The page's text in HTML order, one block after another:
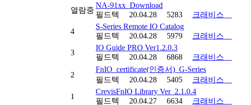
열람중
NA-91xx_Download
필드텍
20.04.28 5283 크래비스
4
S-Series Remote IO Catalog
필드텍
20.04.28 5979 크래비스
3
IO Guide PRO Ver1.2.0.3
필드텍
20.04.28 6868 크래비스
2
FnIO_certificate(인증서)_G-Series
필드텍
20.04.28 5405 크래비스
1
CrevisFnIO Library Ver_2.1.0.4
필드텍
20.04.27 6634 크래비스